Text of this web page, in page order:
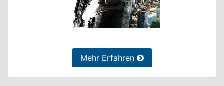
Mehr Erfahren